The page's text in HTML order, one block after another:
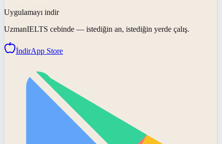
Uygulamayı indir
UzmanIELTS cebinde — istediğin an, istediğin yerde çalış.
İndirApp Store